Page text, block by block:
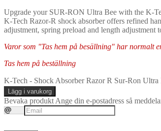
Upgrade your SUR-RON Ultra Bee with the K-
K-Tech Razor-R shock absorber offers refined
adjustment, spring preload and length
Varor som "Tas hem på besällning" har normalt
Tas hem på beställning
K-Tech - Shock Absorber Razor R Sur-Ron Ultra
Lägg i varukorg
Bevaka produkt Ange din e-postadress så